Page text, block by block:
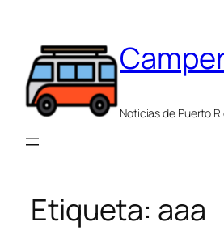
contenido
Noticias de Puerto
Etiqueta: aaa